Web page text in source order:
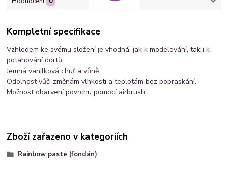
Kompletní specifikace
Vzhledem ke svému složení je vhodná, jak k modelování, tak i k
potahování dortů.
Jemná vanilková chuť a vůně.
Odolnost vůči změnám vlhkosti a teplotám bez popraskání.
Možnost obarvení povrchu pomocí airbrush.
Zboží zařazeno v kategoriích
Rainbow paste (fondán)